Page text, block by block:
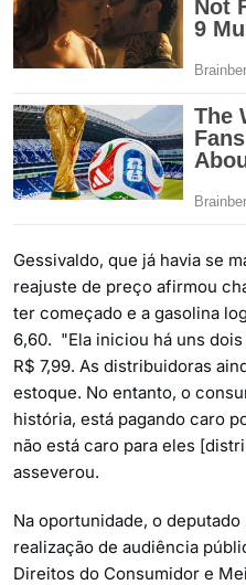
Gessivaldo, que já havia se
reajuste de preço afirmou
ter começado e a gasolina
6,60. "Ela iniciou há uns
R$ 7,99. As distribuidoras
estoque. No entanto, o
história, está pagando caro
não está caro para eles
asseverou.
Na oportunidade, o
realização de audiência
Direitos do Consumidor e